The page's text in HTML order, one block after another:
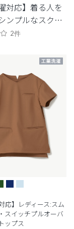
対応】着る人を
ンプルなスクラ
2件
応】レディース:スム
スイッチプルオーバ
ップス